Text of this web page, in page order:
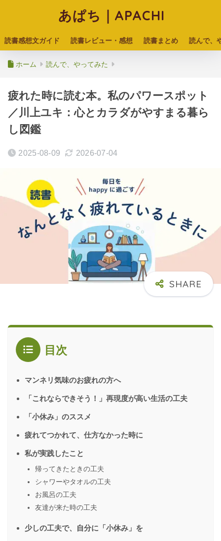
あぱち｜APACHI
読書感想文ガイド 読書レビュー・感想 読書まとめ 読んで、
ホーム 読んで、やってみた
疲れた時に読む本。私のパワースポット
／川上ユキ：心とカラダがやすまる暮ら
し図鑑
2025-08-09 2026-07-04
目次
マンネリ気味のお疲れの方へ
「これならできそう！」再現度が高い生活の工夫
「小休み」のススメ
疲れてつかれて、仕方なかった時に
私が実践したこと
帰ってきたときの工夫
シャワーやタオルの工夫
お風呂の工夫
友達が来た時の工夫
少しの工夫で、自分に「小休み」を